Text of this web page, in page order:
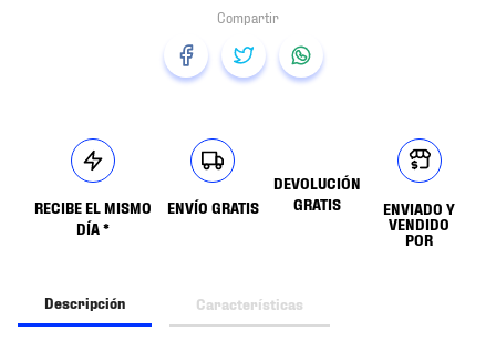
RECIBE EL MISMO
DÍA *
ENVÍO GRATIS
DEVOLUCIÓN
GRATIS
ENVIADO Y
VENDIDO
POR
Descripción Características